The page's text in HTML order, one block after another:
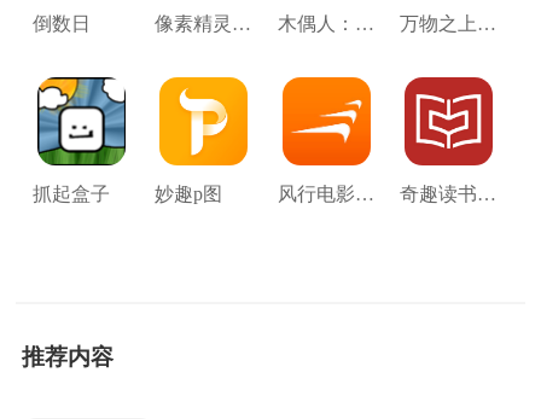
倒数日 像素精灵大乱斗 木偶人：麻烦时间 万物之上觉醒最新版
抓起盒子 妙趣p图 风行电影Pad版 奇趣读书馆官方版
推荐内容